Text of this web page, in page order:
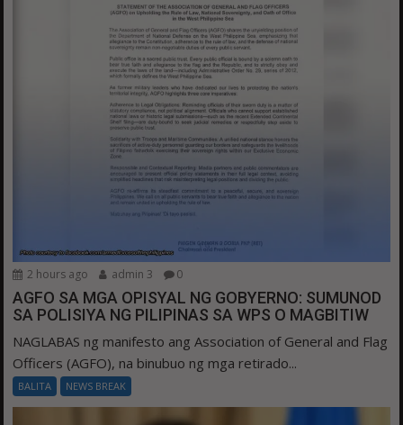
2 hours ago admin 3 0
AGFO SA MGA OPISYAL NG GOBYERNO: SUMUNOD
SA POLISIYA NG PILIPINAS SA WPS O MAGBITIW
NAGLABAS ng manifesto ang Association of General and Flag
Officers (AGFO), na binubuo ng mga retirado...
BALITA NEWS BREAK